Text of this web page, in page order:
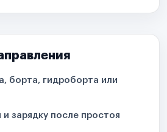
борта, гидроборта или
и зарядку после простоя